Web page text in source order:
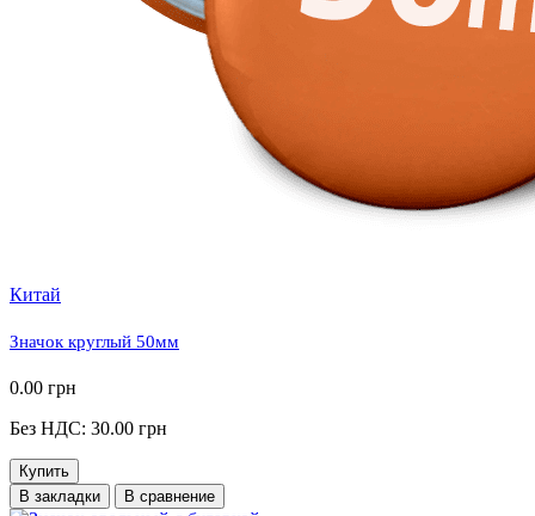
Китай
Значок круглый 50мм
0.00 грн
Без НДС: 30.00 грн
Купить
В закладки
В сравнение